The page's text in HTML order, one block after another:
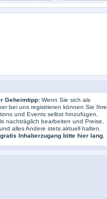
Geheimtipp:Wenn Sie sich als
bei uns registrieren können Sie Ihre
und Events selbst hinzufügen,
nachträglich bearbeiten und Preise,
alles Andere stets aktuell halten.
Inhaberzugang bitte hier lang.